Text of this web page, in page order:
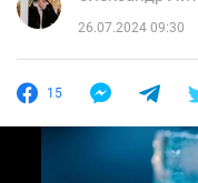
26.07.2024 09:30
15